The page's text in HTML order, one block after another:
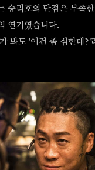
승리호의 단점은 부족
연기였습니다.
봐도 '이건 좀 심한데?'